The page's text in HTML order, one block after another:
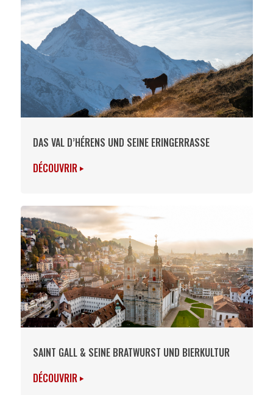
DAS VAL D’HÉRENS UND SEINE ERINGERRASSE
DÉCOUVRIR
SAINT GALL & SEINE BRATWURST UND BIERKULTUR
DÉCOUVRIR